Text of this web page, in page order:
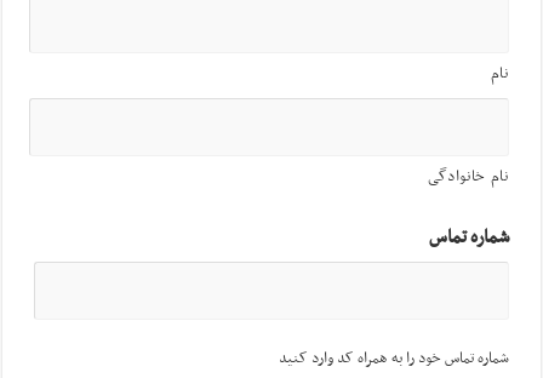
نام
نام خانوادگی
شماره تماس
شماره تماس خود را به همراه کد وارد کنید